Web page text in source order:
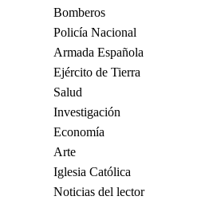
Bomberos
Policía Nacional
Armada Española
Ejército de Tierra
Salud
Investigación
Economía
Arte
Iglesia Católica
Noticias del lector